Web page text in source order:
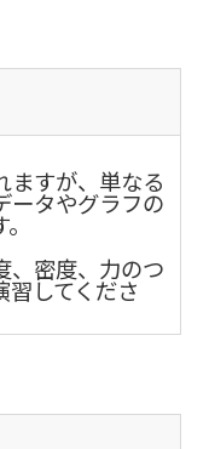
ますが、単なる
ータやグラフの
、密度、力のつ
してくださ